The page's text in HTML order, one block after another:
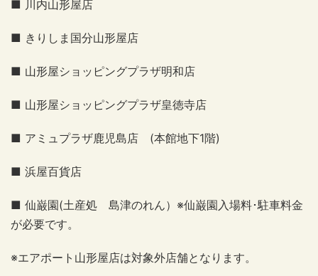
■ 川内山形屋店
■ きりしま国分山形屋店
■ 山形屋ショッピングプラザ明和店
■ 山形屋ショッピングプラザ皇徳寺店
■ アミュプラザ鹿児島店 (本館地下1階)
■ 浜屋百貨店
■ 仙巌園(土産処 島津のれん）※仙巌園入場料･駐車料金
が必要です。
※エアポート山形屋店は対象外店舗となります。